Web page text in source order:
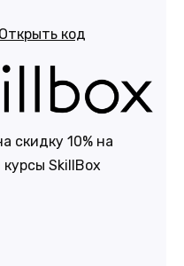
Открыть код
скидку 10% на
SkillBox